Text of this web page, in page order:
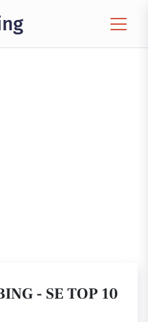
- SE TOP 10